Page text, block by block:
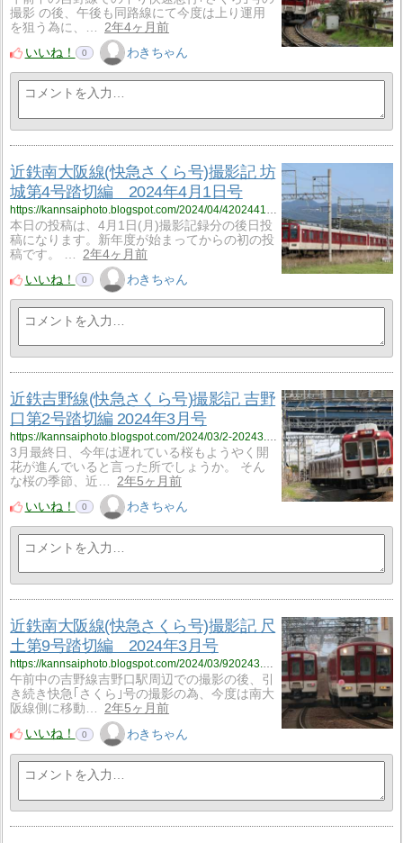
撮影 の後、午後も同路線にて今度は上り運用
を狙う為に、…
2年4ヶ月前
いいね！
0 わきちゃん
近鉄南大阪線(快急さくら号)撮影記 坊
城第4号踏切編 2024年4月1日号
本日の投稿は、4月1日(月)撮影記録分の後日投
稿になります。新年度が始まってからの初の投
稿です。 …
2年4ヶ月前
いいね！
0 わきちゃん
近鉄吉野線(快急さくら号)撮影記 吉野
口第2号踏切編 2024年3月号
3月最終日、今年は遅れている桜もようやく開
花が進んでいると言った所でしょうか。 そん
な桜の季節、近…
2年5ヶ月前
いいね！
0 わきちゃん
近鉄南大阪線(快急さくら号)撮影記 尺
土第9号踏切編 2024年3月号
https://kannsaiphoto.blogspot.com/2024/03/920243.html
午前中の吉野線吉野口駅周辺での撮影の後、引
き続き快急｢さくら｣号の撮影の為、今度は南大
阪線側に移動…
2年5ヶ月前
いいね！
0 わきちゃん